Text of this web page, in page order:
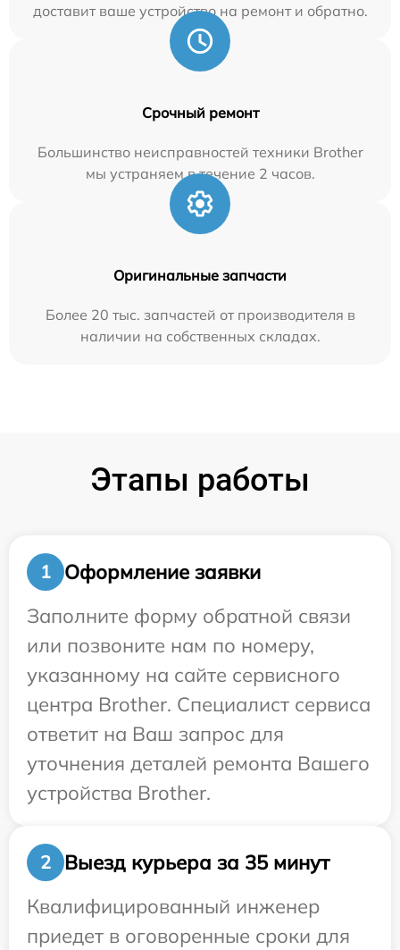
доставит ваше устройство на ремонт и обратно.
Срочный ремонт
Большинство неисправностей техники Brother
мы устраняем в течение 2 часов.
Оригинальные запчасти
Более 20 тыс. запчастей от производителя в
наличии на собственных складах.
Этапы работы
1
Оформление заявки
Заполните форму обратной связи
или позвоните нам по номеру,
указанному на сайте сервисного
центра Brother. Специалист сервиса
ответит на Ваш запрос для
уточнения деталей ремонта Вашего
устройства Brother.
2
Выезд курьера за 35 минут
Квалифицированный инженер
приедет в оговоренные сроки для